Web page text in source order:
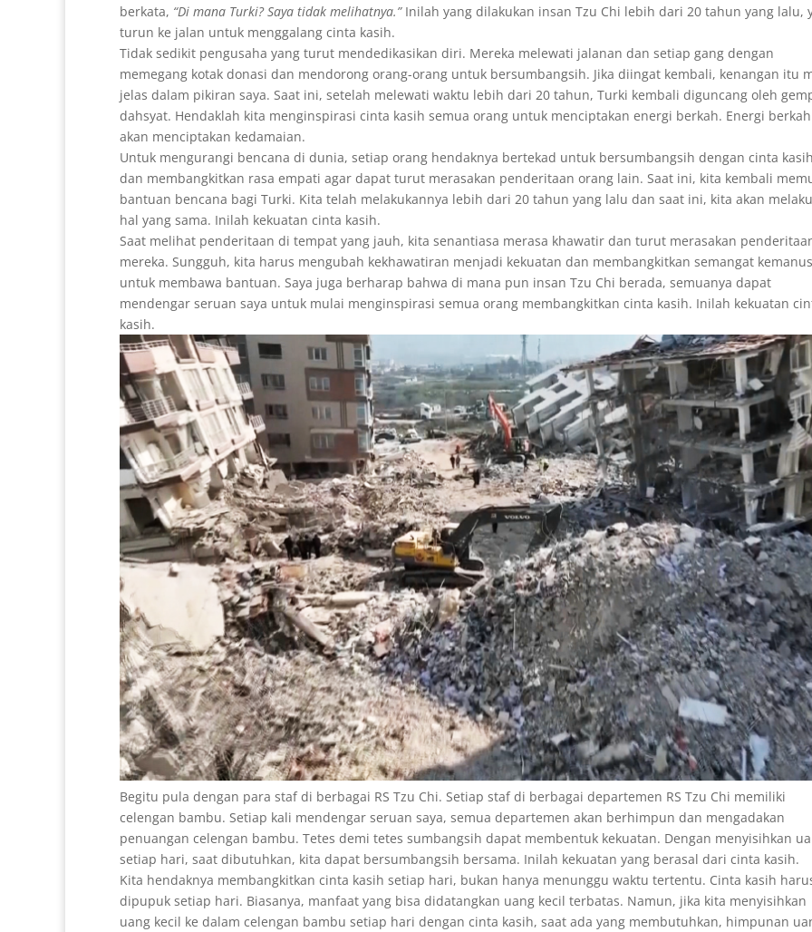
berkata, “Di mana Turki? Saya tidak melihatnya.”Inilah yang dilakukan insan Tzu Chi lebih dari 20 tahun yang lalu,
turun ke jalan untuk menggalang cinta kasih.
Tidak sedikit pengusaha yang turut mendedikasikan diri. Mereka melewati jalanan dan setiap gang dengan
memegang kotak donasi dan mendorong orang-orang untuk bersumbangsih. Jika diingat kembali, kenangan itu
jelas dalam pikiran saya. Saat ini, setelah melewati waktu lebih dari 20 tahun, Turki kembali diguncang oleh
dahsyat. Hendaklah kita menginspirasi cinta kasih semua orang untuk menciptakan energi berkah. Energi berkah
akan menciptakan kedamaian.
Untuk mengurangi bencana di dunia, setiap orang hendaknya bertekad untuk bersumbangsih dengan cinta
dan membangkitkan rasa empati agar dapat turut merasakan penderitaan orang lain. Saat ini, kita kembali
bantuan bencana bagi Turki. Kita telah melakukannya lebih dari 20 tahun yang lalu dan saat ini, kita akan
hal yang sama. Inilah kekuatan cinta kasih.
Saat melihat penderitaan di tempat yang jauh, kita senantiasa merasa khawatir dan turut merasakan
mereka. Sungguh, kita harus mengubah kekhawatiran menjadi kekuatan dan membangkitkan semangat
untuk membawa bantuan. Saya juga berharap bahwa di mana pun insan Tzu Chi berada, semuanya dapat
mendengar seruan saya untuk mulai menginspirasi semua orang membangkitkan cinta kasih. Inilah kekuatan
kasih.
Begitu pula dengan para staf di berbagai RS Tzu Chi. Setiap staf di berbagai departemen RS Tzu Chi memiliki
celengan bambu. Setiap kali mendengar seruan saya, semua departemen akan berhimpun dan mengadakan
penuangan celengan bambu. Tetes demi tetes sumbangsih dapat membentuk kekuatan. Dengan menyisihkan
setiap hari, saat dibutuhkan, kita dapat bersumbangsih bersama. Inilah kekuatan yang berasal dari cinta kasih.
Kita hendaknya membangkitkan cinta kasih setiap hari, bukan hanya menunggu waktu tertentu. Cinta kasih
dipupuk setiap hari. Biasanya, manfaat yang bisa didatangkan uang kecil terbatas. Namun, jika kita menyisihkan
uang kecil ke dalam celengan bambu setiap hari dengan cinta kasih, saat ada yang membutuhkan, himpunan